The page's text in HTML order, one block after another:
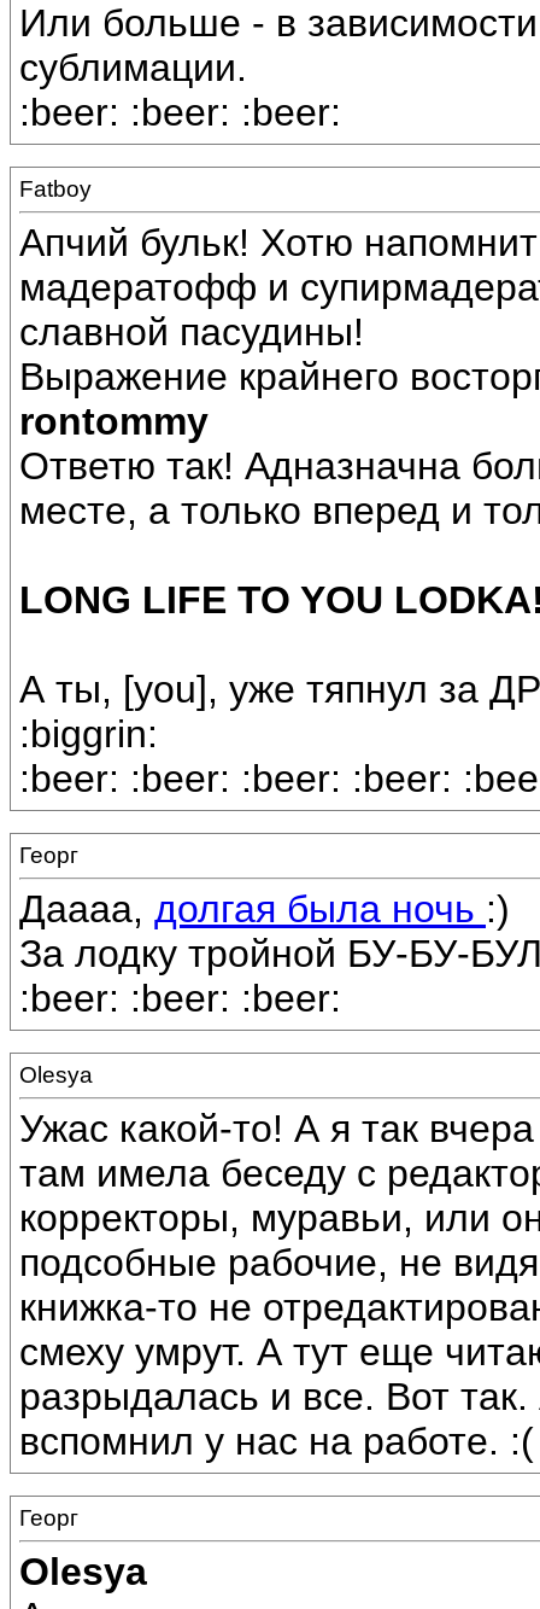
Или больше - в
сублимации.
:beer: :beer: :beer:
Fatboy
Апчий бульк! Хотю
мадератофф и
славной пасудины!
Выражение крайнего
rontommy
Ответю так! Адназначна
месте, а только вперед и
LONG LIFE TO YOU
А ты, [you], уже тяпнул за
:biggrin:
:beer: :beer: :beer: :beer:
Георг
Даааа, долгая была ночь :)
За лодку тройной БУ-БУ-
:beer: :beer: :beer:
Olesya
Ужас какой-то! А я так
там имела беседу с
корректоры, муравьи, или
подсобные рабочие, не
книжка-то не
смеху умрут. А тут еще
разрыдалась и все. Вот
вспомнил у нас на работе. :(
Георг
Olesya